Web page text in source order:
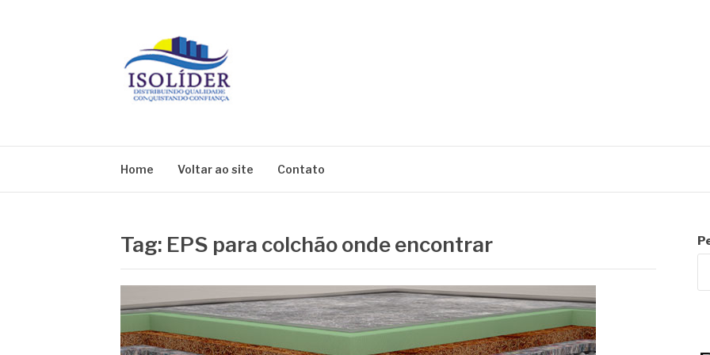
Home Voltar ao site Contato
Tag: EPS para colchão onde encontrar